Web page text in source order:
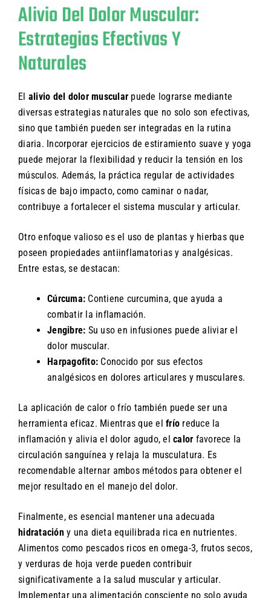
Alivio Del Dolor Muscular:
Estrategias Efectivas Y
Naturales
El alivio del dolor muscular puede lograrse mediante
diversas estrategias naturales que no solo son efectivas,
sino que también pueden ser integradas en la rutina
diaria. Incorporar ejercicios de estiramiento suave y yoga
puede mejorar la flexibilidad y reducir la tensión en los
músculos. Además, la práctica regular de actividades
físicas de bajo impacto, como caminar o nadar,
contribuye a fortalecer el sistema muscular y articular.
Otro enfoque valioso es el uso de plantas y hierbas que
poseen propiedades antiinflamatorias y analgésicas.
Entre estas, se destacan:
Cúrcuma: Contiene curcumina, que ayuda a
combatir la inflamación.
Jengibre: Su uso en infusiones puede aliviar el
dolor muscular.
Harpagofito: Conocido por sus efectos
analgésicos en dolores articulares y musculares.
La aplicación de calor o frío también puede ser una
herramienta eficaz. Mientras que el frío reduce la
inflamación y alivia el dolor agudo, el calor favorece la
circulación sanguínea y relaja la musculatura. Es
recomendable alternar ambos métodos para obtener el
mejor resultado en el manejo del dolor.
Finalmente, es esencial mantener una adecuada
hidratación y una dieta equilibrada rica en nutrientes.
Alimentos como pescados ricos en omega-3, frutos secos,
y verduras de hoja verde pueden contribuir
significativamente a la salud muscular y articular.
Implementar una alimentación consciente no solo ayuda